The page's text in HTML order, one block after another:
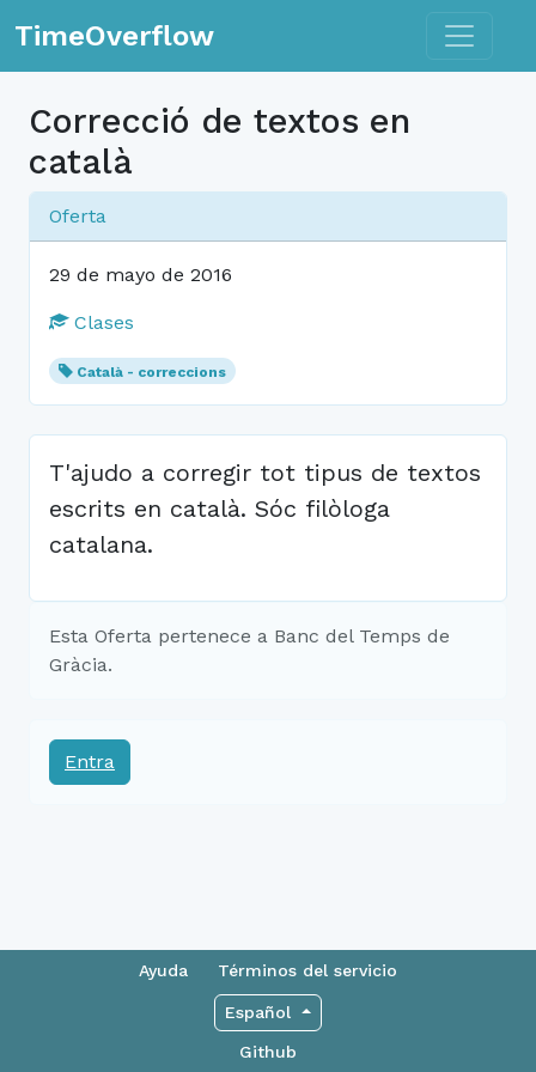
TimeOverflow Toggle
Correcció de textos en
català
Oferta
29 de mayo de 2016
Clases
Català - correccions
T'ajudo a corregir tot tipus de textos
escrits en català. Sóc filòloga
catalana.
Esta Oferta pertenece a Banc del Temps de
Gràcia.
Entra
Ayuda Términos del servicio
Español
Github